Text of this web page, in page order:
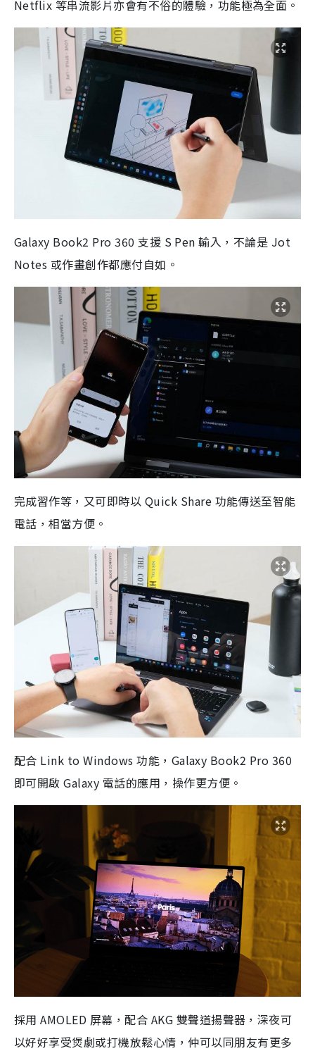
Netflix 等串流影片亦會有不俗的體驗，功能極為全面。
Galaxy Book2 Pro 360 支援 S Pen 輸入，不論是 Jot
Notes 或作畫創作都應付自如。
完成習作等，又可即時以 Quick Share 功能傳送至智能
電話，相當方便。
配合 Link to Windows 功能，Galaxy Book2 Pro 360
即可開啟 Galaxy 電話的應用，操作更方便。
採用 AMOLED 屏幕，配合 AKG 雙聲道揚聲器，深夜可
以好好享受煲劇或打機放鬆心情，仲可以同朋友有更多